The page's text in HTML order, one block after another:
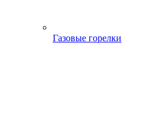
Газовые горелки